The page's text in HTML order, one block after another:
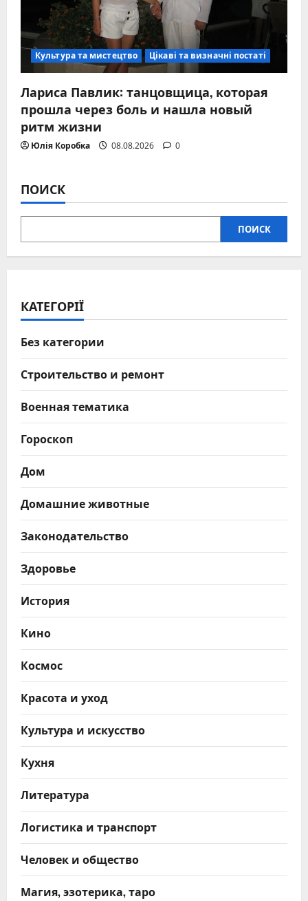
Культура та мистецтво Цікаві та визначні постаті
Лариса Павлик: танцовщица, которая
прошла через боль и нашла новый
ритм жизни
Юлія Коробка 08.08.2026 0
ПОИСК
ПОИСК
КАТЕГОРІЇ
Без категории
Строительство и ремонт
Военная тематика
Гороскоп
Дом
Домашние животные
Законодательство
Здоровье
История
Кино
Космос
Красота и уход
Культура и искусство
Кухня
Литература
Логистика и транспорт
Человек и общество
Магия, эзотерика, таро